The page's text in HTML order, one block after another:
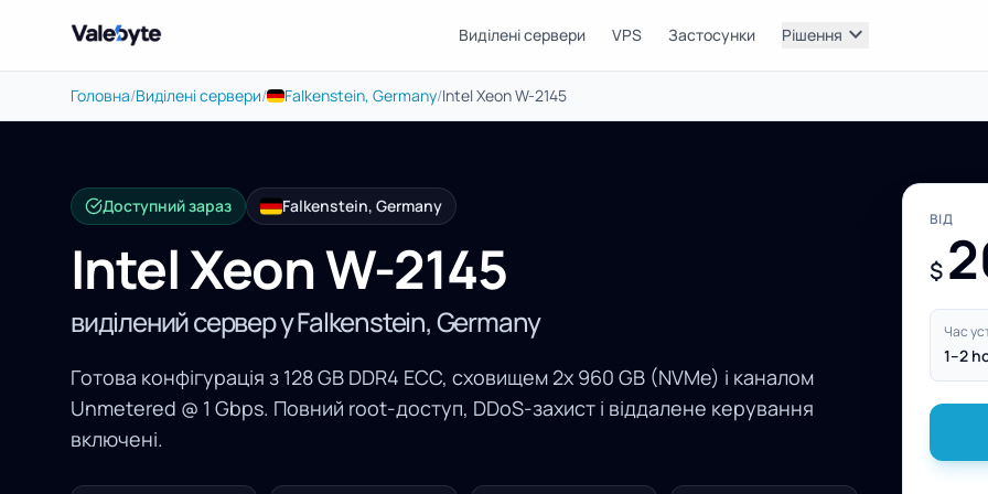
Valebyte Виділені сервери VPS Застосунки Рішення expand_more
Головна/Виділені сервери/ Falkenstein, Germany/Intel Xeon W-2145
Доступний зараз Falkenstein, Germany
Intel Xeon W-2145
виділений сервер у Falkenstein, Germany
Готова конфігурація з 128 GB DDR4 ECC, сховищем 2x 960 GB (NVMe) і каналом
Unmetered @ 1 Gbps. Повний root-доступ, DDoS-захист і віддалене керування
включені.
ВІД
$
Час
1–2